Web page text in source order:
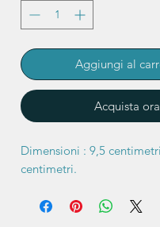
Aggiungi al
Acquista ora
Dimensioni : 9,5
centimetri.